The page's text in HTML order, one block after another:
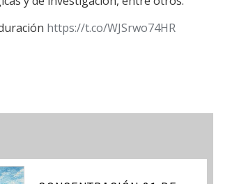
https://t.co/WJSrwo74HR